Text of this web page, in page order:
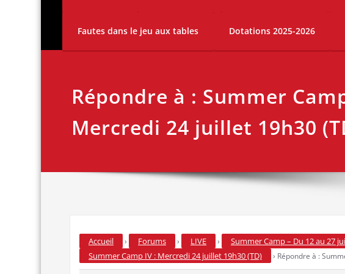
Fautes dans le jeu aux tables Dotations 2025-2026
Répondre à : Summer
Mercredi 24 juillet 19h30
Accueil › Forums › LIVE › Summer Camp – Du 12 au 27
Summer Camp IV : Mercredi 24 juillet 19h30 (TD) › Répondre à :